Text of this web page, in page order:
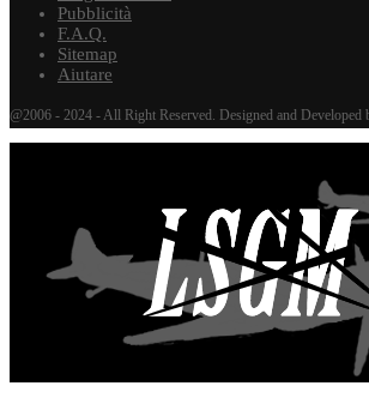
Pubblicità
F.A.Q.
Sitemap
Aiutare
@2006 - 2024 - All Right Reserved. Designed and Developed